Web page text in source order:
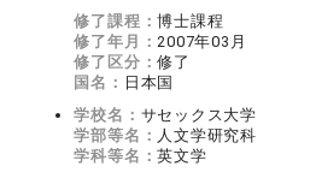
修了課程：博士課程
修了年月：2007年03月
修了区分：修了
国名： 日本国
学校名： サセックス大学
学部等名： 人文学研究科
学科等名：英文学